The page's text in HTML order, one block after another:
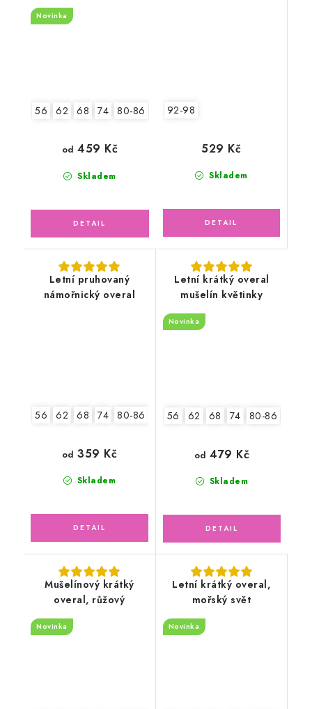
Novinka
56 62 68 74 80-86 92-98
Skladem
od 459 Kč
92-98
Skladem
529 Kč
Letní pruhovaný
námořnický overal
56 62 68 74 80-86 92-98
Skladem
od 359 Kč
Letní krátký overal
mušelín květinky
Novinka
56 62 68 74 80-86
Skladem
od 479 Kč
Mušelínový krátký
overal, růžový
Novinka
Letní krátký overal,
mořský svět
Novinka